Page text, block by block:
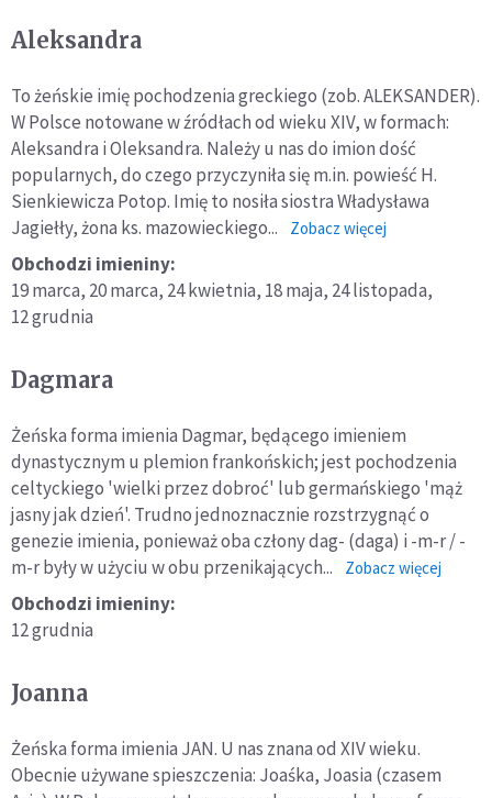
Aleksandra
To żeńskie imię pochodzenia greckiego (zob. ALEKSANDER).
W Polsce notowane w źródłach od wieku XIV, w formach:
Aleksandra i Oleksandra. Należy u nas do imion dość
popularnych, do czego przyczyniła się m.in. powieść H.
Sienkiewicza Potop. Imię to nosiła siostra Władysława
Jagiełły, żona ks. mazowieckiego...
Zobacz więcej
Obchodzi imieniny:
19 marca, 20 marca, 24 kwietnia, 18 maja, 24 listopada,
12 grudnia
Dagmara
Żeńska forma imienia Dagmar, będącego imieniem
dynastycznym u plemion frankońskich; jest pochodzenia
celtyckiego 'wielki przez dobroć' lub germańskiego 'mąż
jasny jak dzień'. Trudno jednoznacznie rozstrzygnąć o
genezie imienia, ponieważ oba człony dag- (daga) i -m-r / -
m-r były w użyciu w obu przenikających...
Zobacz więcej
Obchodzi imieniny:
12 grudnia
Joanna
Żeńska forma imienia JAN. U nas znana od XIV wieku.
Obecnie używane spieszczenia: Joaśka, Joasia (czasem